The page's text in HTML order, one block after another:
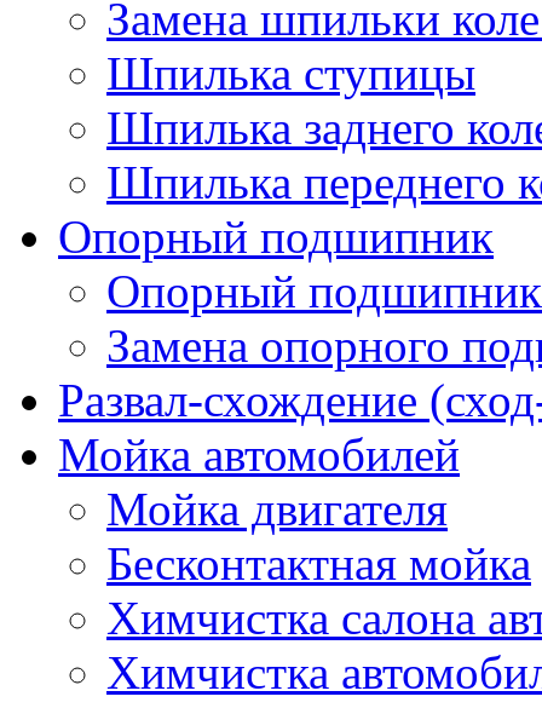
Замена шпильки
Шпилька ступицы
Шпилька заднего
Шпилька переднего
Опорный подшипник
Опорный подшипник
Замена опорного
Развал-схождение
Мойка автомобилей
Мойка двигателя
Бесконтактная мойка
Химчистка салона
Химчистка